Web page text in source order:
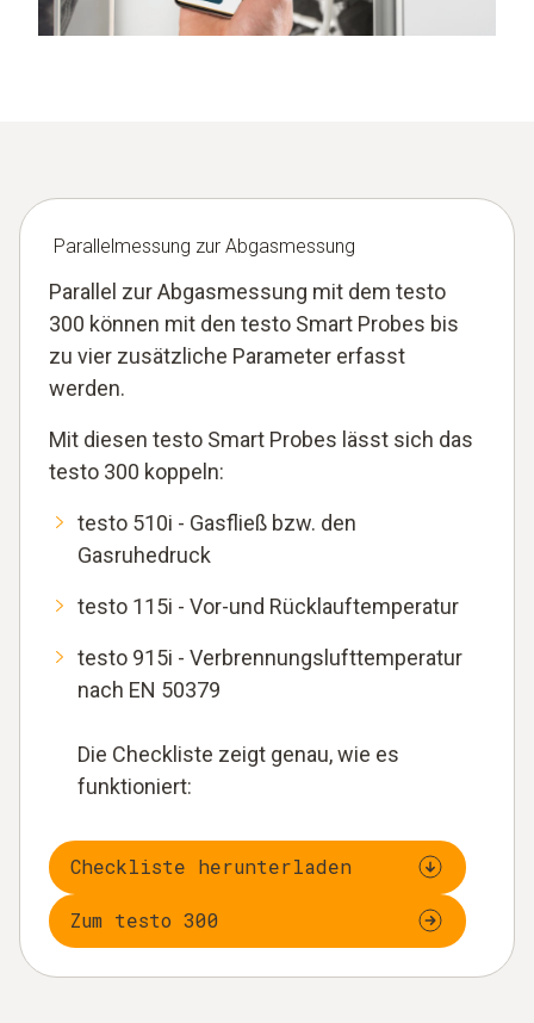
Parallelmessung zur Abgasmessung
Parallel zur Abgasmessung mit dem testo
300 können mit den testo Smart Probes bis
zu vier zusätzliche Parameter erfasst
werden.
Mit diesen testo Smart Probes lässt sich das
testo 300 koppeln:
testo 510i - Gasfließ bzw. den
Gasruhedruck
testo 115i - Vor-und Rücklauftemperatur
testo 915i - Verbrennungslufttemperatur
nach EN 50379
Die Checkliste zeigt genau, wie es
funktioniert:
Checkliste herunterladen
Zum testo 300